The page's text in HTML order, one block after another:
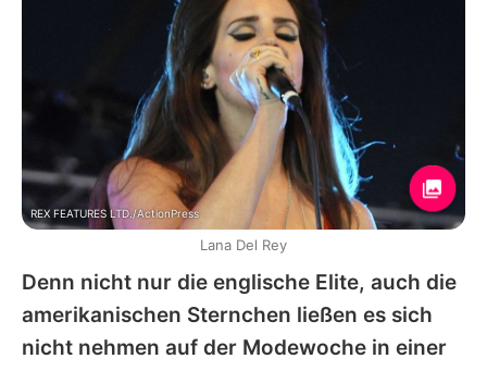
Denn nicht nur die englische Elite, auch die
amerikanischen Sternchen ließen es sich
nicht nehmen auf der Modewoche in einer
REX FEATURES LTD./ActionPress
Lana Del Rey